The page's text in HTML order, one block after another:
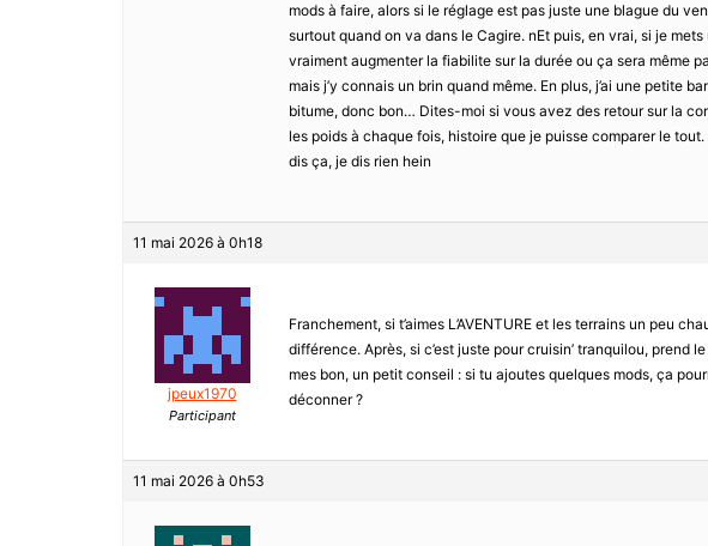
mods à faire, alors si le réglage est pas juste une blague du
surtout quand on va dans le Cagire. nEt puis, en vrai, si je
vraiment augmenter la fiabilite sur la durée ou ça sera même
mais j’y connais un brin quand même. En plus, j’ai une petite
bitume, donc bon… Dites-moi si vous avez des retour sur la
les poids à chaque fois, histoire que je puisse comparer le
dis ça, je dis rien hein
11 mai 2026 à 0h18
jpeux1970
Participant
Franchement, si t’aimes L’AVENTURE et les terrains un peu
différence. Après, si c’est juste pour cruisin’ tranquilou, prend
mes bon, un petit conseil : si tu ajoutes quelques mods, ça
déconner ?
11 mai 2026 à 0h53